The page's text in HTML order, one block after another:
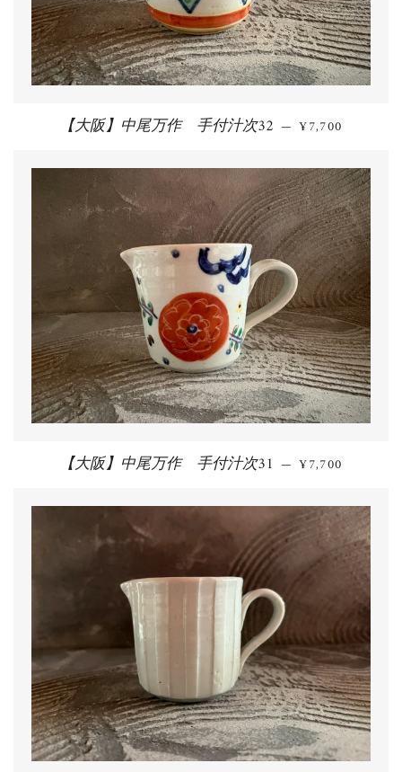
【大阪】中尾万作 手付汁次32 — 通常価格
¥7,700
【大阪】中尾万作 手付汁次31 — 通常価格
¥7,700